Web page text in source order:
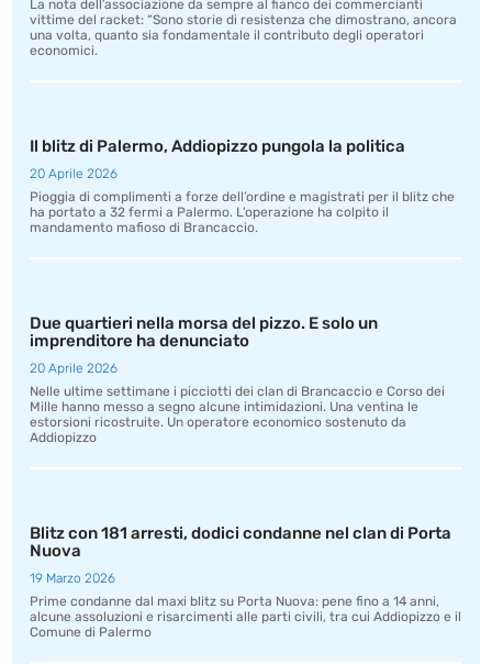
La nota dell’associazione da sempre al fianco dei commercianti
vittime del racket: “Sono storie di resistenza che dimostrano, ancora
una volta, quanto sia fondamentale il contributo degli operatori
economici.
Il blitz di Palermo, Addiopizzo pungola la politica
20 Aprile 2026
Pioggia di complimenti a forze dell’ordine e magistrati per il blitz che
ha portato a 32 fermi a Palermo. L’operazione ha colpito il
mandamento mafioso di Brancaccio.
Due quartieri nella morsa del pizzo. E solo un
imprenditore ha denunciato
20 Aprile 2026
Nelle ultime settimane i picciotti dei clan di Brancaccio e Corso dei
Mille hanno messo a segno alcune intimidazioni. Una ventina le
estorsioni ricostruite. Un operatore economico sostenuto da
Addiopizzo
Blitz con 181 arresti, dodici condanne nel clan di Porta
Nuova
19 Marzo 2026
Prime condanne dal maxi blitz su Porta Nuova: pene fino a 14 anni,
alcune assoluzioni e risarcimenti alle parti civili, tra cui Addiopizzo e il
Comune di Palermo